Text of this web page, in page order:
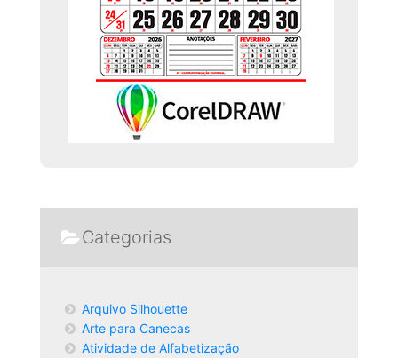
Categorias
Arquivo Silhouette
Arte para Canecas
Atividade de Alfabetização